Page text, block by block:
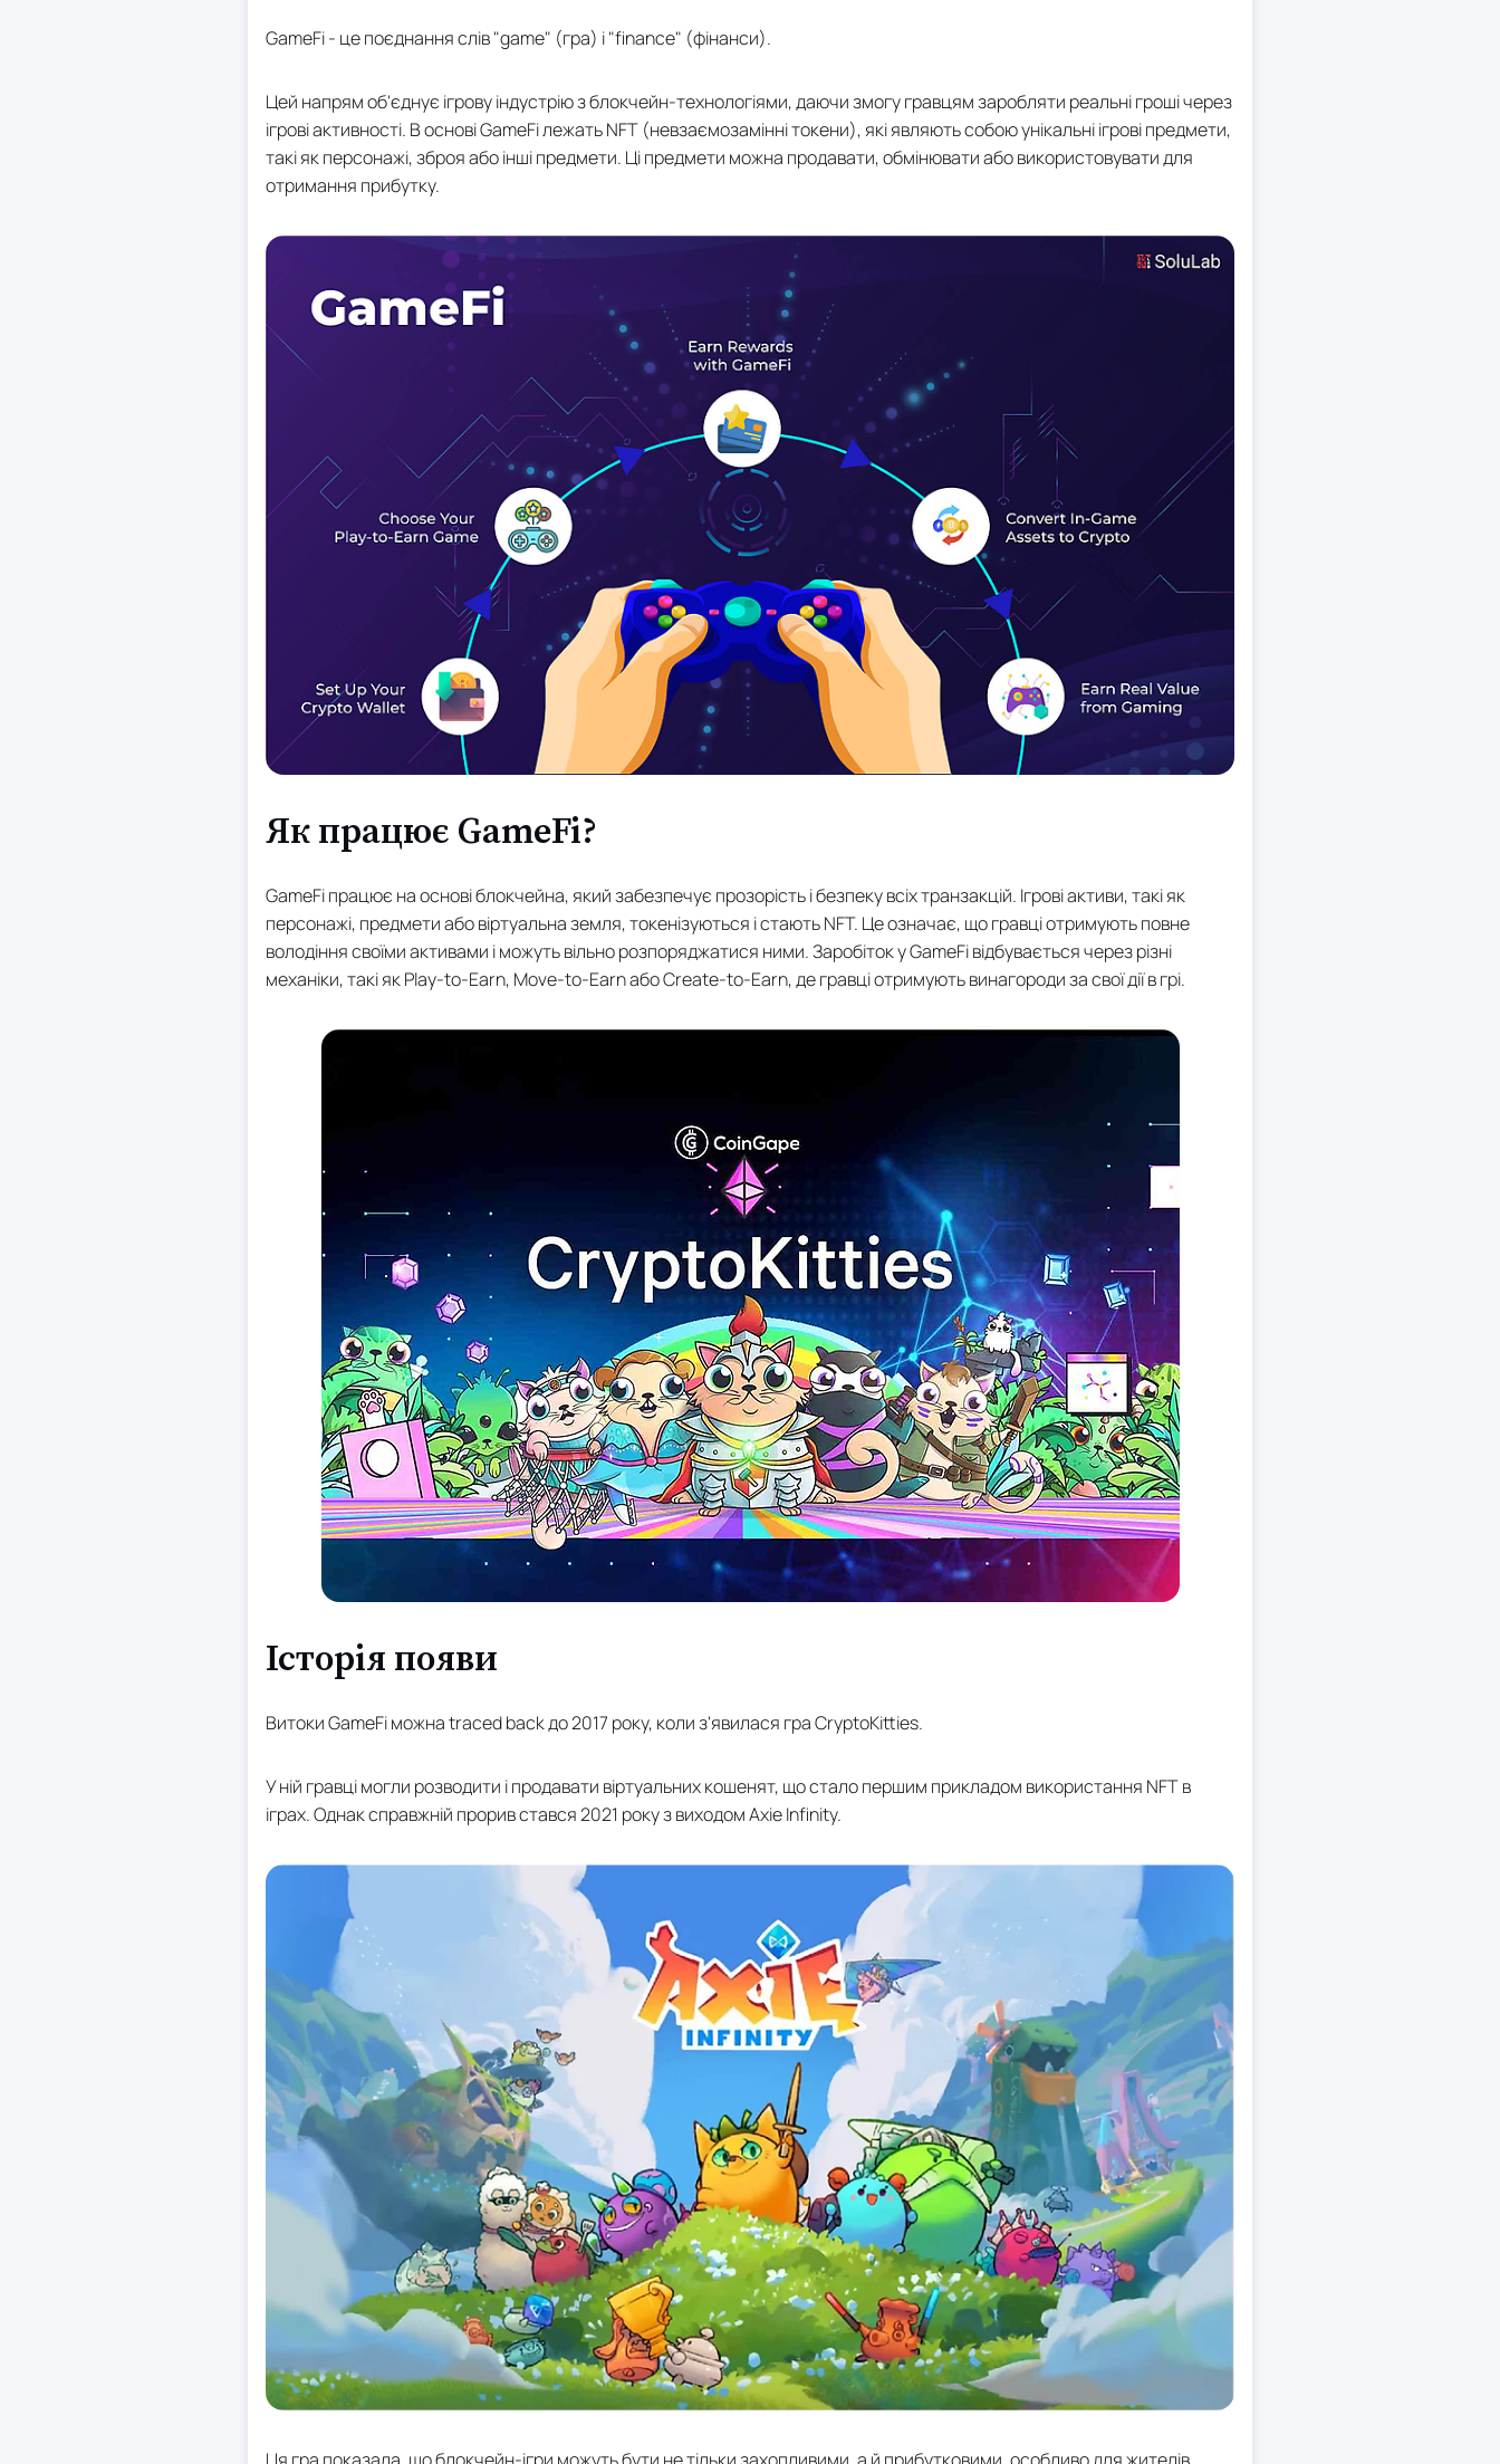
GameFi - це поєднання слів "game" (гра) і "finance" (фінанси).
Цей напрям об'єднує ігрову індустрію з блокчейн-технологіями, даючи змогу гравцям заробляти реальні гроші через
ігрові активності. В основі GameFi лежать NFT (невзаємозамінні токени), які являють собою унікальні ігрові предмети,
такі як персонажі, зброя або інші предмети. Ці предмети можна продавати, обмінювати або використовувати для
отримання прибутку.
Як працює GameFi?
GameFi працює на основі блокчейна, який забезпечує прозорість і безпеку всіх транзакцій. Ігрові активи, такі як
персонажі, предмети або віртуальна земля, токенізуються і стають NFT. Це означає, що гравці отримують повне
володіння своїми активами і можуть вільно розпоряджатися ними. Заробіток у GameFi відбувається через різні
механіки, такі як Play-to-Earn, Move-to-Earn або Create-to-Earn, де гравці отримують винагороди за свої дії в грі.
Історія появи
Витоки GameFi можна traced back до 2017 року, коли з'явилася гра CryptoKitties.
У ній гравці могли розводити і продавати віртуальних кошенят, що стало першим прикладом використання NFT в
іграх. Однак справжній прорив стався 2021 року з виходом Axie Infinity.